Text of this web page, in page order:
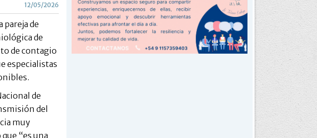
12/05/2026
pareja de
de
de contagio
especialistas
de
del
muy
“es una